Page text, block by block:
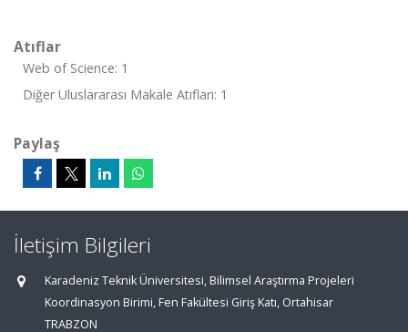
Atıflar
Web of Science: 1
Diğer Uluslararası Makale Atıfları: 1
Paylaş
İletişim Bilgileri
Karadeniz Teknik Üniversitesi, Bilimsel Araştırma Projeleri
Koordinasyon Birimi, Fen Fakültesi Giriş Katı, Ortahisar
TRABZON